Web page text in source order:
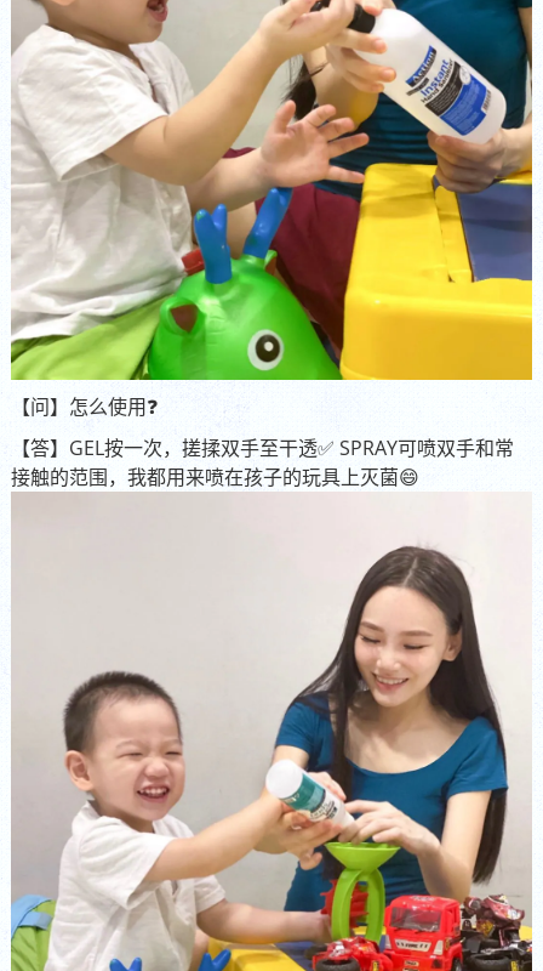
【问】怎么使用❓
【答】GEL按一次，搓揉双手至干透✅ SPRAY可喷双手和常
接触的范围，我都用来喷在孩子的玩具上灭菌😄